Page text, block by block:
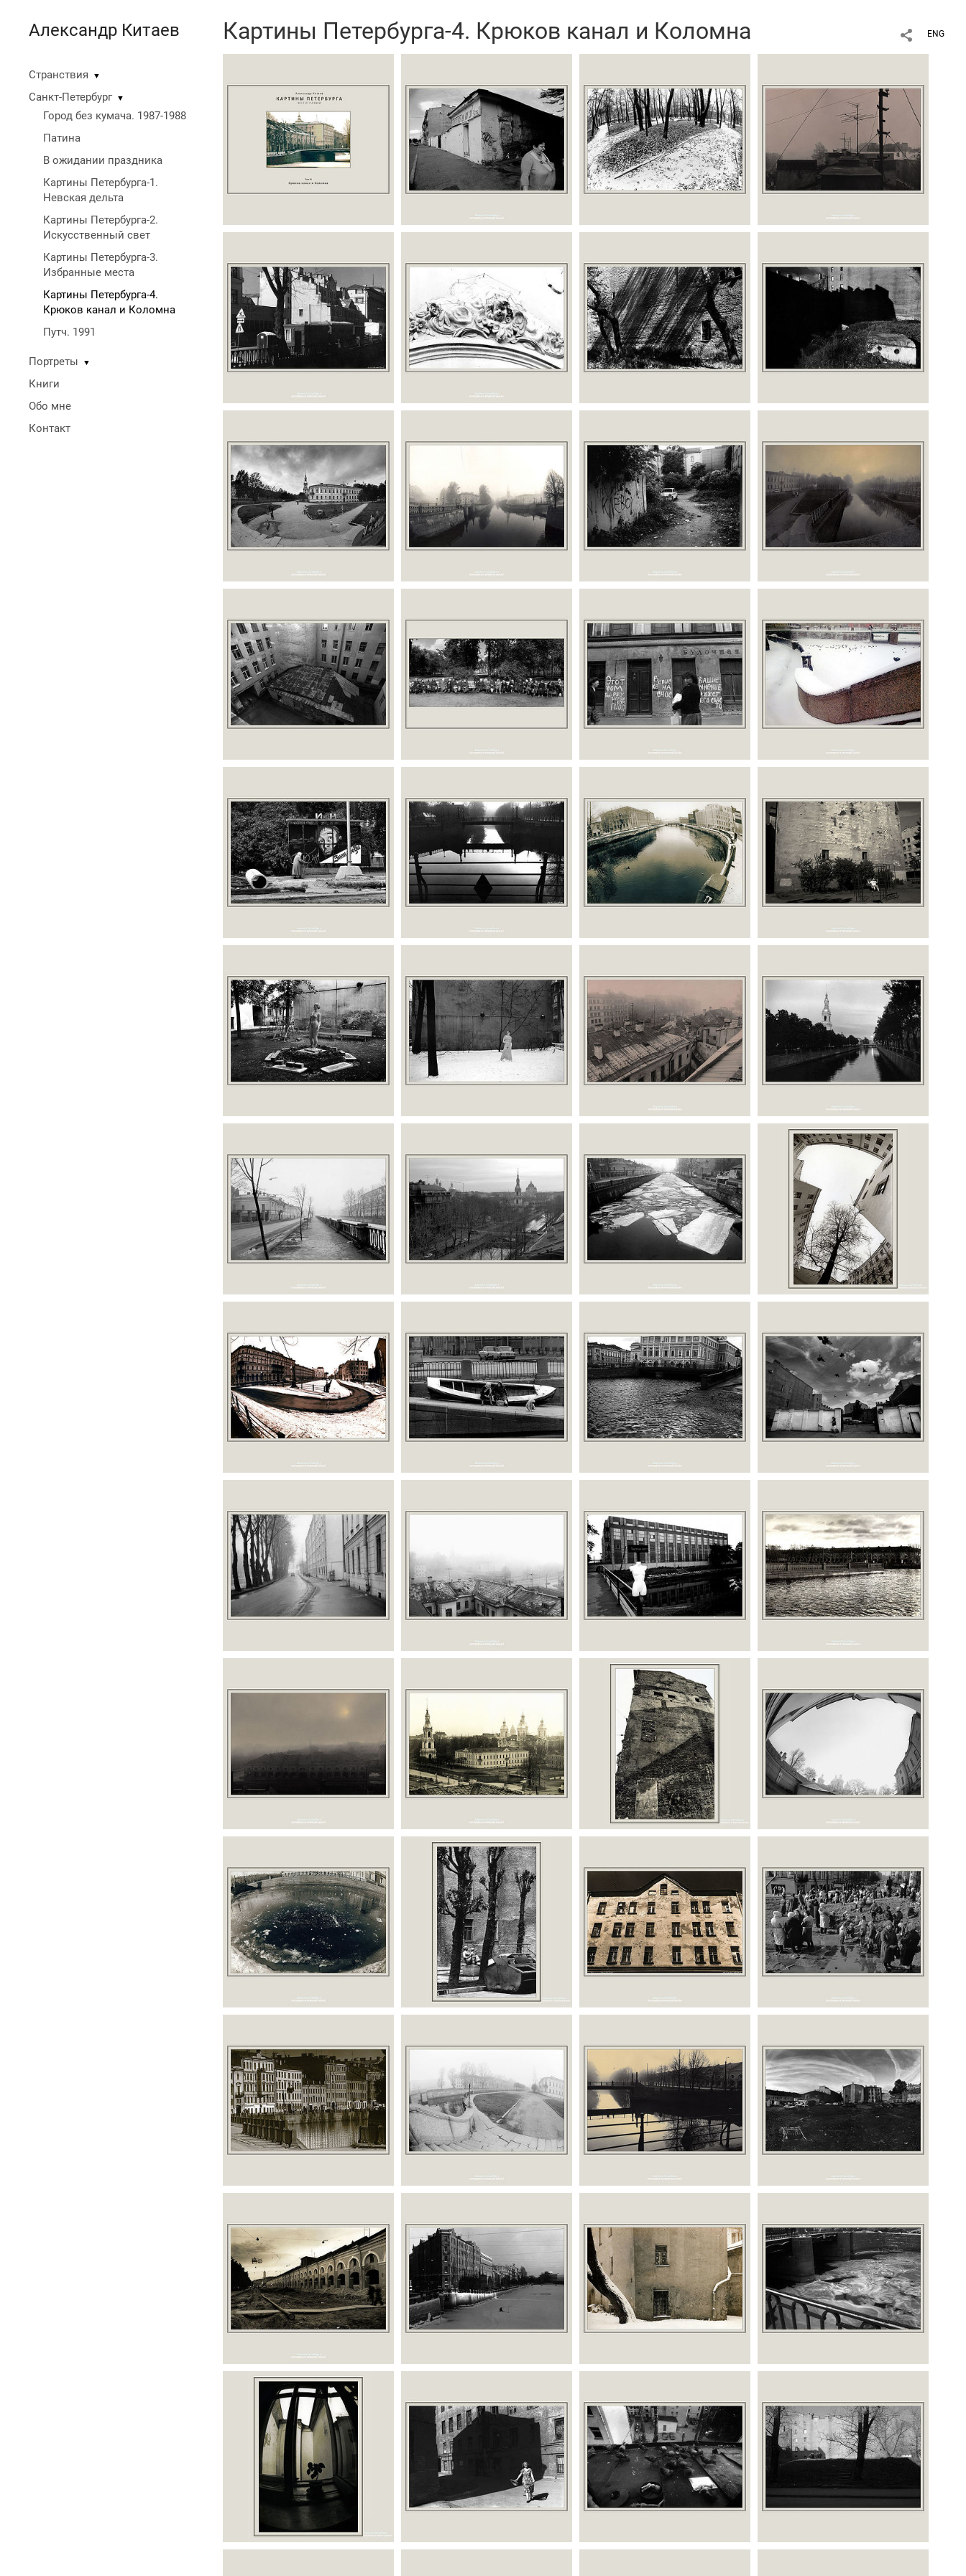
Александр Китаев
Странствия ▼
Санкт-Петербург ▼
Город без кумача. 1987-1988
Патина
В ожидании праздника
Картины Петербурга-1.
Невская дельта
Картины Петербурга-2.
Искусственный свет
Картины Петербурга-3.
Избранные места
Картины Петербурга-4.
Крюков канал и Коломна
Путч. 1991
Портреты ▼
Книги
Обо мне
Контакт
ENG
Картины Петербурга-4. Крюков канал и Коломна